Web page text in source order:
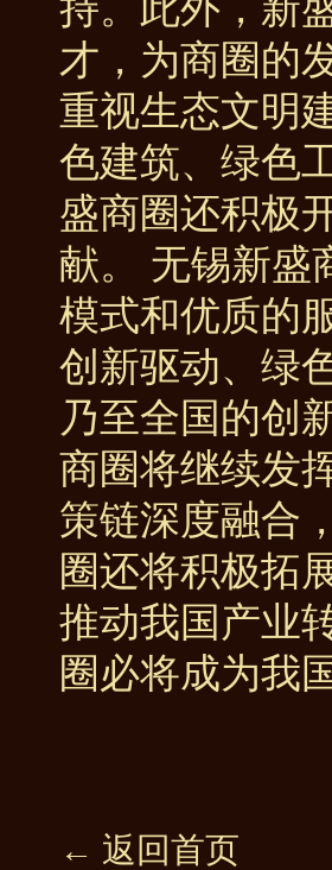
持。此外，新
才，为商圈的
重视生态文明
色建筑、绿色
盛商圈还积极
献。 无锡新盛
模式和优质的
创新驱动、绿
乃至全国的创
商圈将继续发
策链深度融合
圈还将积极拓
推动我国产业
圈必将成为我
← 返回首页